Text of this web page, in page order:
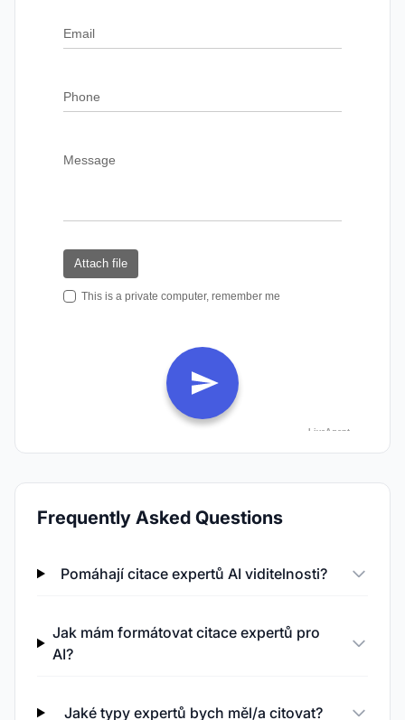
Frequently Asked Questions
Pomáhají citace expertů AI viditelnosti?
Jak mám formátovat citace expertů pro
AI?
Jaké typy expertů bych měl/a citovat?